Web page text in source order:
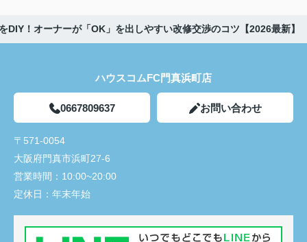
DIY！オーナーが「OK」を出しやすい改修交渉のコツ【2026最新】
ハウスコムFC門真浜町店
0667809637 お問い合わせ
〒571-0054
大阪府門真市浜町27-6
営業時間： 10:00~20:00
定休日： 年末年始